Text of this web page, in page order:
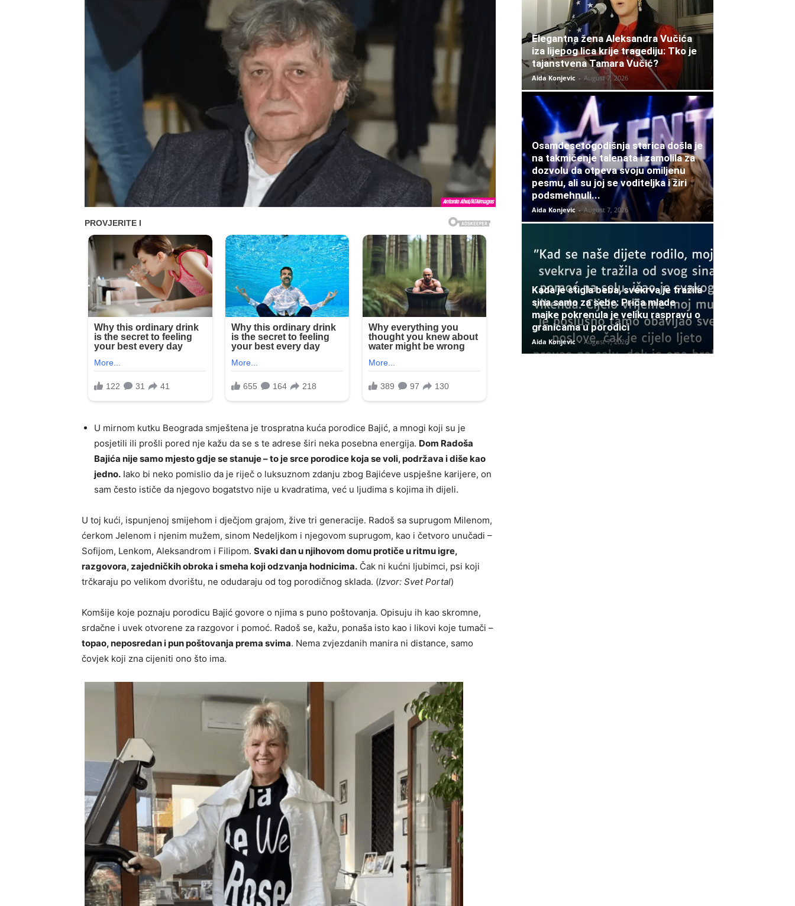
U mirnom kutku Beograda smještena je trospratna kuća porodice Bajić, a mnogi koji su je
posjetili ili prošli pored nje kažu da se s te adrese širi neka posebna energija. Dom Radoša
Bajića nije samo mjesto gdje se stanuje – to je srce porodice koja se voli, podržava i diše kao
jedno. Iako bi neko pomislio da je riječ o luksuznom zdanju zbog Bajićeve uspješne karijere, on
sam često ističe da njegovo bogatstvo nije u kvadratima, već u ljudima s kojima ih dijeli.
U toj kući, ispunjenoj smijehom i dječjom grajom, žive tri generacije. Radoš sa suprugom Milenom,
ćerkom Jelenom i njenim mužem, sinom Nedeljkom i njegovom suprugom, kao i četvoro unučadi –
Sofijom, Lenkom, Aleksandrom i Filipom. Svaki dan u njihovom domu protiče u ritmu igre,
razgovora, zajedničkih obroka i smeha koji odzvanja hodnicima. Čak ni kućni ljubimci, psi koji
trčkaraju po velikom dvorištu, ne odudaraju od tog porodičnog sklada. (Izvor: Svet Portal)
Komšije koje poznaju porodicu Bajić govore o njima s puno poštovanja. Opisuju ih kao skromne,
srdačne i uvek otvorene za razgovor i pomoć. Radoš se, kažu, ponaša isto kao i likovi koje tumači –
topao, neposredan i pun poštovanja prema svima. Nema zvjezdanih manira ni distance, samo
čovjek koji zna cijeniti ono što ima.
Elegantna žena Aleksandra Vučića
iza lijepog lica krije tragediju: Tko je
tajanstvena Tamara Vučić?
Aida Konjevic - August 7, 2026
Osamdesetogodišnja starica došla je
na takmičenje talenata i zamolila za
dozvolu da otpeva svoju omiljenu
pesmu, ali su joj se voditeljka i žiri
podsmehnuli...
Aida Konjevic - August 7, 2026
Kada je stigla beba, svekrva je tražila
sina samo za sebe: Priča mlade
majke pokrenula je veliku raspravu o
granicama u porodici
Aida Konjevic - August 7, 2026